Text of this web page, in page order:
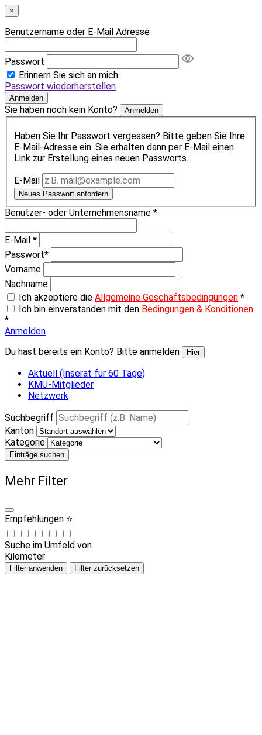
×
Benutzername oder E-Mail Adresse
Passwort
Erinnern Sie sich an mich
Passwort wiederherstellen
Anmelden
Sie haben noch kein Konto? Anmelden
Haben Sie Ihr Passwort vergessen? Bitte geben Sie Ihre
E-Mail-Adresse ein. Sie erhalten dann per E-Mail einen
Link zur Erstellung eines neuen Passworts.
E-Mail
Neues Passwort anfordern
Benutzer- oder Unternehmensname *
E-Mail *
Passwort*
Vorname
Nachname
Ich akzeptiere die Allgemeine Geschäftsbedingungen *
Ich bin einverstanden mit den Bedingungen & Konditionen
*
Anmelden
Du hast bereits ein Konto? Bitte anmelden
Hier
Aktuell (Inserat für 60 Tage)
KMU-Mitglieder
Netzwerk
Suchbegriff
Kanton
Kategorie
Einträge suchen
Mehr Filter
Empfehlungen ⭐
Suche im Umfeld von
Kilometer
Filter anwenden Filter zurücksetzen